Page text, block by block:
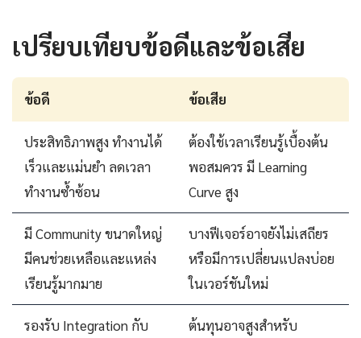
เปรียบเทียบข้อดีและข้อเสีย
ข้อดี ข้อเสีย
ประสิทธิภาพสูง ทำงานได้
เร็วและแม่นยำ ลดเวลา
ทำงานซ้ำซ้อน
ต้องใช้เวลาเรียนรู้เบื้องต้น
พอสมควร มี Learning
Curve สูง
มี Community ขนาดใหญ่
มีคนช่วยเหลือและแหล่ง
เรียนรู้มากมาย
บางฟีเจอร์อาจยังไม่เสถียร
หรือมีการเปลี่ยนแปลงบ่อย
ในเวอร์ชันใหม่
รองรับ Integration กับ
ต้นทุนอาจสูงสำหรับ